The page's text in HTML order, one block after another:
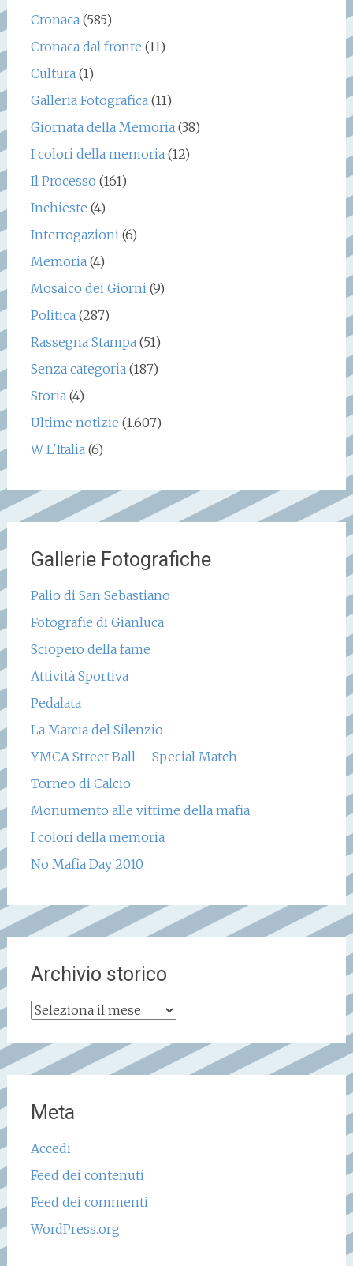
Cronaca(585)
Cronaca dal fronte (11)
Cultura(1)
Galleria Fotografica(11)
Giornata della Memoria(38)
I colori della memoria(12)
Il Processo (161)
Inchieste (4)
Interrogazioni(6)
Memoria(4)
Mosaico dei Giorni(9)
Politica(287)
Rassegna Stampa(51)
Senza categoria(187)
Storia(4)
Ultime notizie (1.607)
W L'Italia(6)
Gallerie Fotografiche
Palio di San Sebastiano
Fotografie di Gianluca
Sciopero della fame
Attività Sportiva
Pedalata
La Marcia del Silenzio
YMCA Street Ball – Special Match
Torneo di Calcio
Monumento alle vittime della mafia
I colori della memoria
No Mafia Day 2010
Archivio storico
Archivio
Meta
Accedi
Feed dei contenuti
Feed dei commenti
WordPress.org